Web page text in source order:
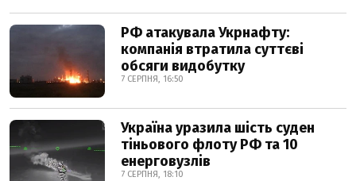
РФ атакувала Укрнафту:
компанія втратила суттєві
обсяги видобутку
7 СЕРПНЯ, 16:50
Україна уразила шість суден
тіньового флоту РФ та 10
енерговузлів
7 СЕРПНЯ, 18:10